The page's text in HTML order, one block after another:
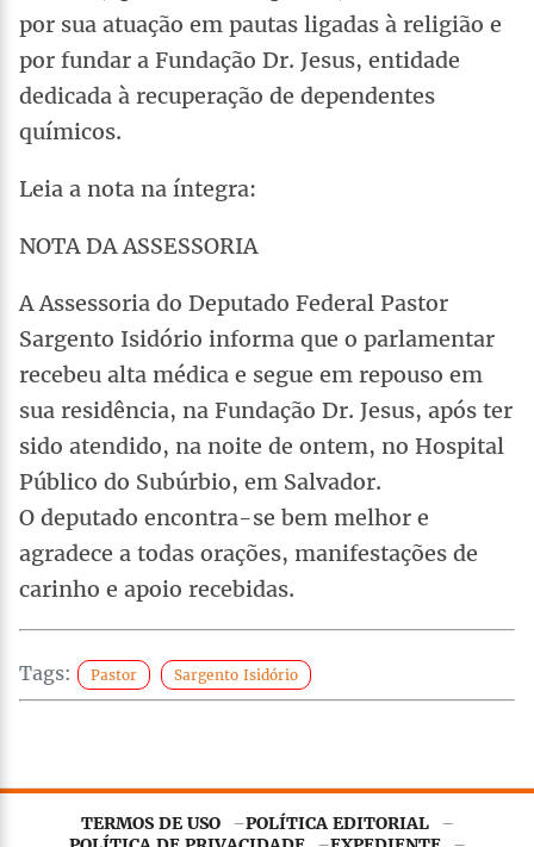
por sua atuação em pautas ligadas à religião e
por fundar a Fundação Dr. Jesus, entidade
dedicada à recuperação de dependentes
químicos.
Leia a nota na íntegra:
NOTA DA ASSESSORIA
A Assessoria do Deputado Federal Pastor
Sargento Isidório informa que o parlamentar
recebeu alta médica e segue em repouso em
sua residência, na Fundação Dr. Jesus, após ter
sido atendido, na noite de ontem, no Hospital
Público do Subúrbio, em Salvador.
O deputado encontra-se bem melhor e
agradece a todas orações, manifestações de
carinho e apoio recebidas.
Tags: Pastor Sargento Isidório
TERMOS DE USO
POLÍTICA EDITORIAL
Este site utilizacookies essenciaispara garantir o